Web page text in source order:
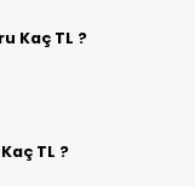
Kaç TL ?
TL ?